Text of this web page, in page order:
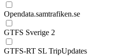
Opendata.samtrafiken.se
GTFS Sverige 2
GTFS-RT SL TripUpdates